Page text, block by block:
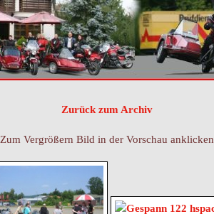
Zurück zum Archiv
Zum Vergrößern Bild in der Vorschau anklicken